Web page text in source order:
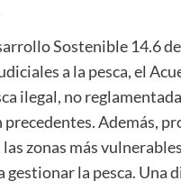
Sostenible 14.6
a la pesca, el
ilegal, no
Además,
zonas más
la pesca. Una